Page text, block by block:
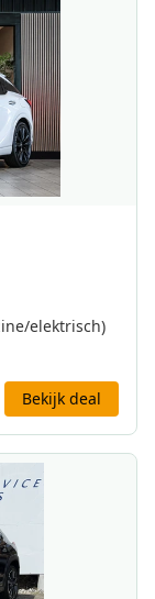
elektrisch)
Bekijk deal